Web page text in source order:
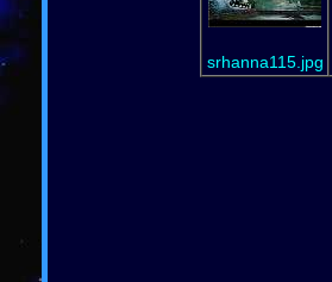
srhanna115.jpg